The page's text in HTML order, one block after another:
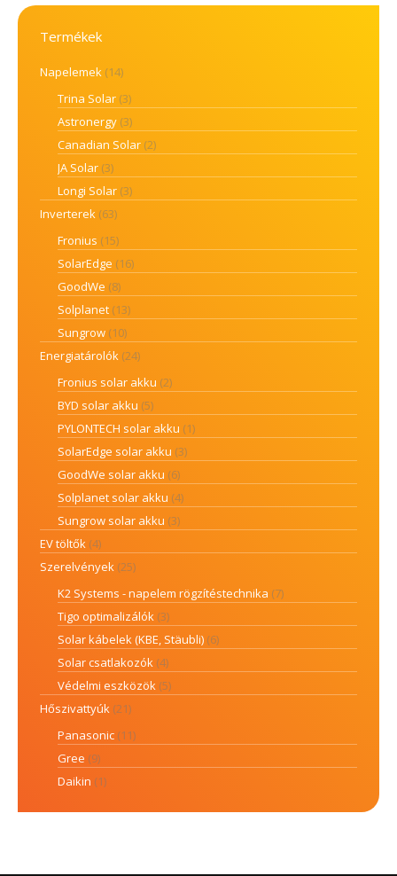
Termékek
Napelemek (14)
Trina Solar (3)
Astronergy (3)
Canadian Solar (2)
JA Solar (3)
Longi Solar (3)
Inverterek (63)
Fronius (15)
SolarEdge (16)
GoodWe (8)
Solplanet (13)
Sungrow (10)
Energiatárolók (24)
Fronius solar akku (2)
BYD solar akku (5)
PYLONTECH solar akku (1)
SolarEdge solar akku (3)
GoodWe solar akku (6)
Solplanet solar akku (4)
Sungrow solar akku (3)
EV töltők (4)
Szerelvények (25)
K2 Systems - napelem rögzítéstechnika (7)
Tigo optimalizálók (3)
Solar kábelek (KBE, Stäubli) (6)
Solar csatlakozók (4)
Védelmi eszközök (5)
Hőszivattyúk (21)
Panasonic (11)
Gree (9)
Daikin (1)